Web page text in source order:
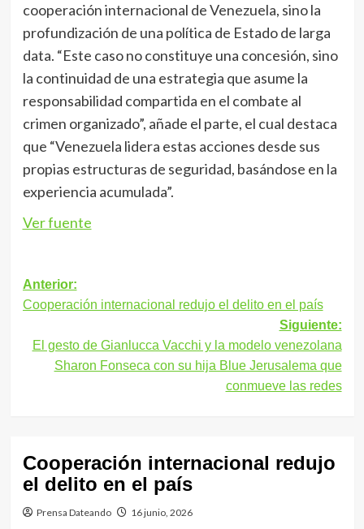
cooperación internacional de Venezuela, sino la
profundización de una política de Estado de larga
data. “Este caso no constituye una concesión, sino
la continuidad de una estrategia que asume la
responsabilidad compartida en el combate al
crimen organizado”, añade el parte, el cual destaca
que “Venezuela lidera estas acciones desde sus
propias estructuras de seguridad, basándose en la
experiencia acumulada”.
Ver fuente
Navegación
de
entradas
Anterior:
Cooperación internacional redujo el delito en el país
Siguiente:
El gesto de Gianlucca Vacchi y la modelo venezolana
Sharon Fonseca con su hija Blue Jerusalema que
conmueve las redes
Cooperación internacional redujo
el delito en el país
Prensa Dateando 16 junio, 2026